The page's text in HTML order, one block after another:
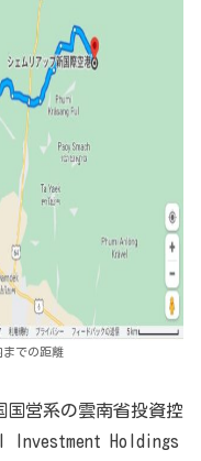
までの距離
国営系の雲南省投資控
Investment Holdings